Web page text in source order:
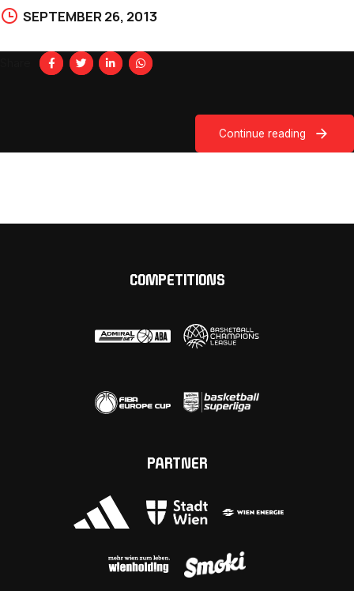
SEPTEMBER 26, 2013
Continue reading
COMPETITIONS
PARTNER